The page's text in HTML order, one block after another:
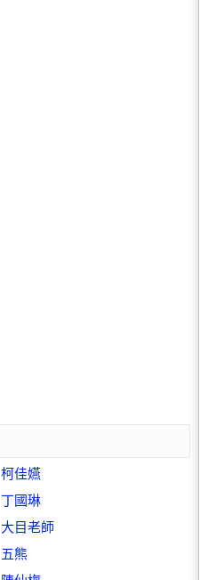
柯佳嬿
丁國琳
大目老師
五熊